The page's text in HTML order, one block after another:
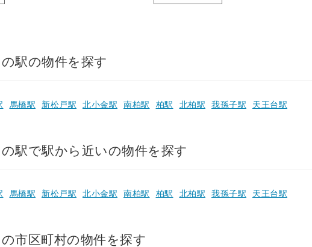
駅の物件を探す
馬橋駅 新松戸駅 北小金駅 南柏駅 柏駅 北柏駅 我孫子駅 天王台駅
駅で駅から近いの物件を探す
馬橋駅 新松戸駅 北小金駅 南柏駅 柏駅 北柏駅 我孫子駅 天王台駅
市区町村の物件を探す